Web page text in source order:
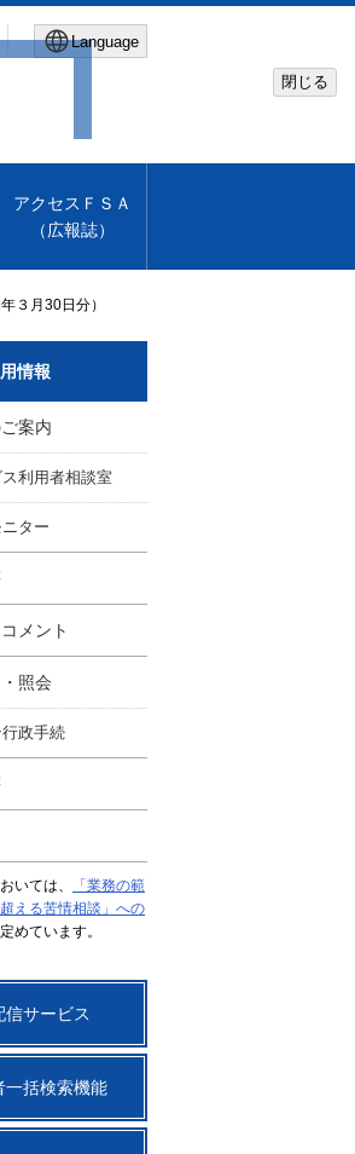
Language
閉じる
アクセスＦＳＡ
（広報誌）
３月30日分）
情報
案内
利用者相談室
ター
メント
照会
政手続
いては、
「業務の範
える苦情相談」への
めています。
信サービス
一括検索機能